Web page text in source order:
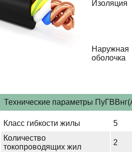
Изоляция
Наружная
оболочка
Технические параметры
Класс гибкости жилы
5
Количество
токопроводящих жил
2